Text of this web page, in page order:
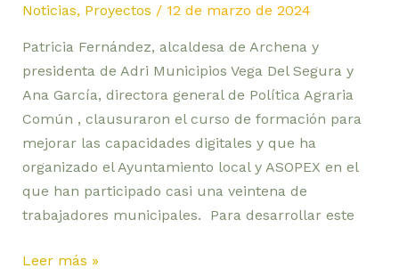
Noticias, Proyectos / 12 de marzo de 2024
Patricia Fernández, alcaldesa de Archena y
presidenta de Adri Municipios Vega Del Segura y
Ana García, directora general de Política Agraria
Común , clausuraron el curso de formación para
mejorar las capacidades digitales y que ha
organizado el Ayuntamiento local y ASOPEX en el
que han participado casi una veintena de
trabajadores municipales. Para desarrollar este
Leer más »